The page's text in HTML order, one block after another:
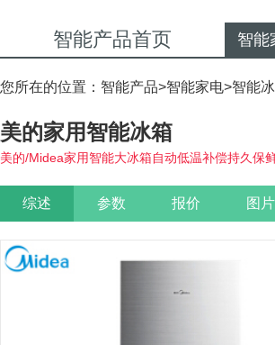
智能产品首页 智能
您所在的位置： 智能产品>智能家电>智能
美的家用智能冰箱
美的/Midea家用智能大冰箱自动低温补偿持久保
综述 参数 报价 图片